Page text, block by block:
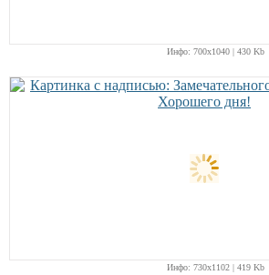
Инфо: 700х1040 | 430 Kb
Инфо: 730х1102 | 419 Kb